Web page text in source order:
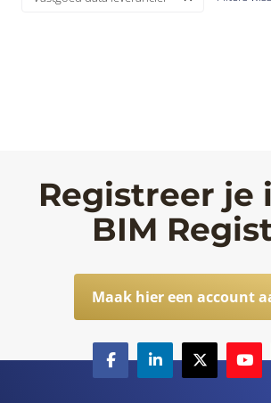
Registreer je
BIM
Maak hier een account